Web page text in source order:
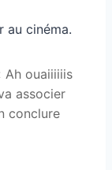
au cinéma.
Ah ouaiiiiiis
associer
conclure